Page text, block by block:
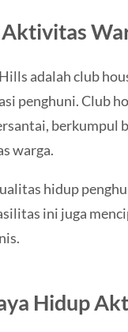
Aktivitas
adalah club
penghuni. Club
berkumpul
warga.
hidup
ini juga
Hidup